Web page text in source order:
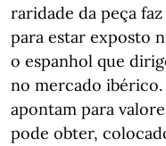
raridade da peça
para estar exposto
o espanhol que
no mercado ibérico.
apontam para
pode obter,